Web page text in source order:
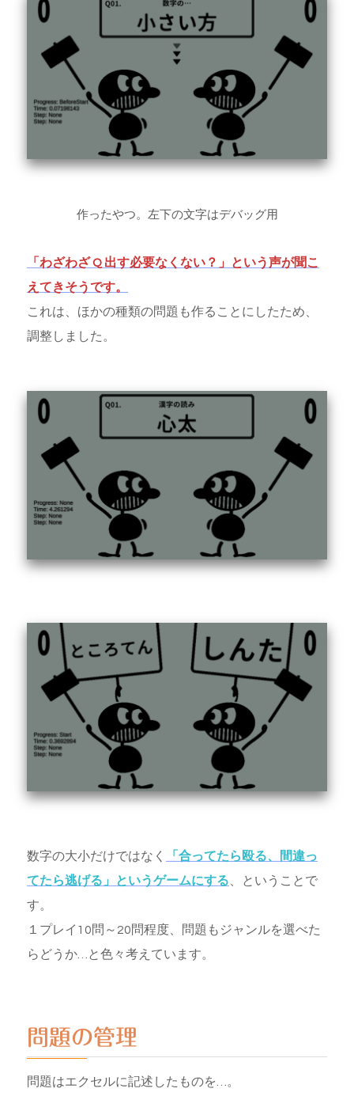
作ったやつ。左下の文字はデバッグ用
「わざわざ Q 出す必要なくない？」という声が聞こ
えてきそうです。
これは、ほかの種類の問題も作ることにしたため、
調整しました。
数字の大小だけではなく
「合ってたら殴る、間違っ
てたら逃げる」というゲームにする 、ということで
す。
１プレイ10問～20問程度、問題もジャンルを選べた
らどうか…と色々考えています。
問題の管理
問題はエクセルに記述したものを…。